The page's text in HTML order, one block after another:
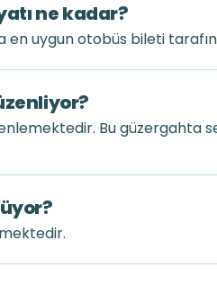
ne kadar?
uygun otobüs bileti
Bu güzergahta